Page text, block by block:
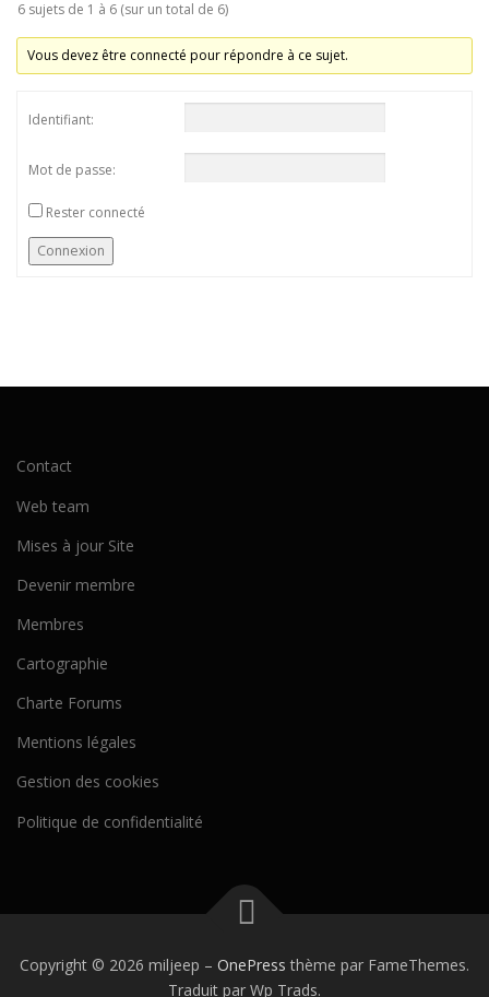
6 sujets de 1 à 6 (sur un total de 6)
Vous devez être connecté pour répondre à ce sujet.
Identifiant:
Mot de passe:
Rester connecté
Connexion
Contact
Web team
Mises à jour Site
Devenir membre
Membres
Cartographie
Charte Forums
Mentions légales
Gestion des cookies
Politique de confidentialité
Copyright © 2026 miljeep – OnePress thème par FameThemes.
Traduit par Wp Trads.